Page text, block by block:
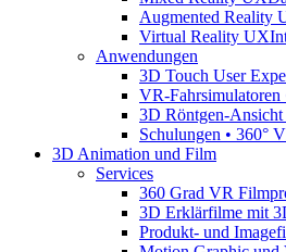
Augmented Reality
Virtual Reality UX
Anwendungen
3D Touch User
VR-Fahrsimulatoren
3D Röntgen-Ansicht
Schulungen • 360°
3D Animation und Film
Services
360 Grad VR
3D Erklärfilme mit
Produkt- und